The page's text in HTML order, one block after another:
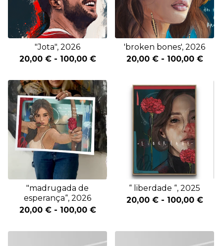
"Jota", 2026
20,00 €- 100,00 €
'broken bones', 2026
20,00 €- 100,00 €
"madrugada de
esperança“, 2026
20,00 €- 100,00 €
“ liberdade “, 2025
20,00 €- 100,00 €